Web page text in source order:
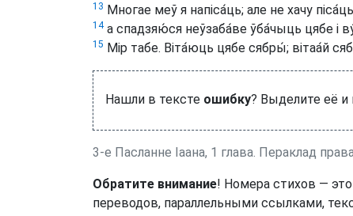
13 Многае меў я напіса́ць; але не хачу
14а спадзяю́ся неўзаба́ве ўба́чыць цябе і
15 Мір табе. Віта́юць цябе сябры́; вітаа́й
Нашли в тексте ошибку? Выделите её и
3-е Пасланне Іаана, 1 глава. Пераклад
Обратите внимание! Номера стихов —
переводов, параллельными ссылками,